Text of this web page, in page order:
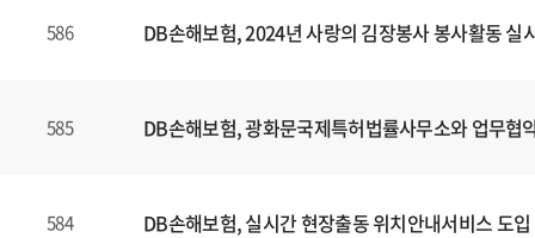
586 DB손해보험, 2024년 사랑의 김장봉사 봉사활동 실
585 DB손해보험, 광화문국제특허법률사무소와 업무협
584 DB손해보험, 실시간 현장출동 위치안내서비스 도입